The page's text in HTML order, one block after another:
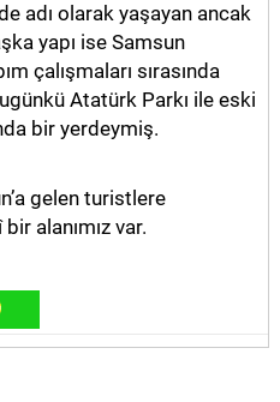
adı olarak yaşayan ancak
yapı ise Samsun
çalışmaları sırasında
Atatürk Parkı ile eski
bir yerdeymiş.
gelen turistlere
alanımız var.